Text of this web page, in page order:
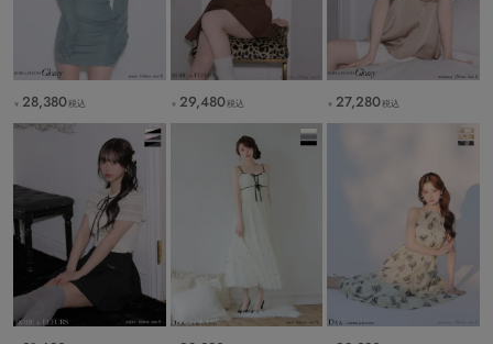
￥ 28,380税込 ￥ 29,480税込 ￥ 27,280税込